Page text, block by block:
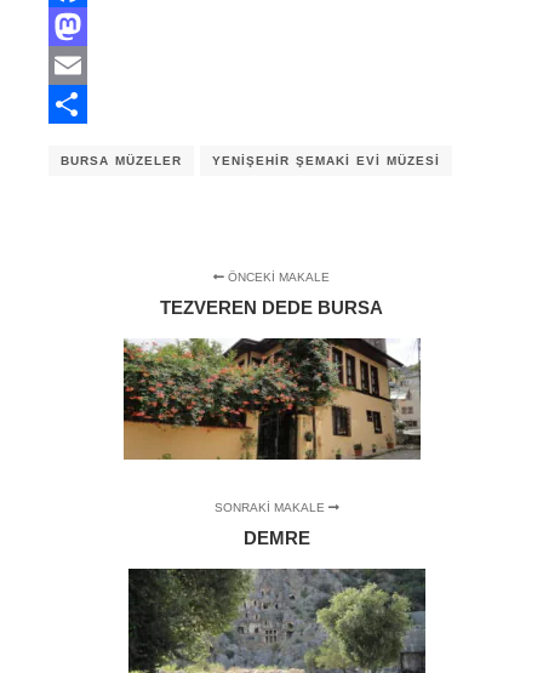
Facebook
Mastodon
Email
BURSA MÜZELER YENIŞEHIR ŞEMAKI EVI MÜZESI
ÖNCEKI MAKALE
TEZVEREN DEDE BURSA
SONRAKI MAKALE
DEMRE